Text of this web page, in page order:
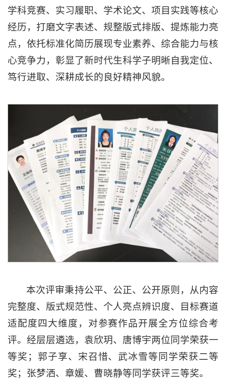
学科竞赛、实习履职、学术论文、项目实践等核心
经历，打磨文字表述、规整版式排版、提炼能力亮
点，依托标准化简历展现专业素养、综合能力与核
心竞争力，彰显了新时代生科学子明晰自我定位、
笃行进取、深耕成长的良好精神风貌。
本次评审秉持公平、公正、公开原则，从内容
完整度、版式规范性、个人亮点辨识度、目标赛道
适配度四大维度，对参赛作品开展全方位综合考
评。经层层遴选，袁欣玥、唐博宇两位同学荣获一
等奖；郭子享、宋召惜、武冰雪等同学荣获二等
奖；张梦洒、章媛、曹晓静等同学获评三等奖。